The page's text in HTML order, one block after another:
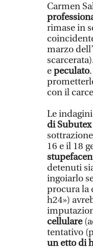
Carmen
rimase in
marzo
epeculato
con il
Le
di Subutex
16 e il 18
detenuti
ingoiarlo
procura la
h24»)
cellulare
tentativo
un etto di